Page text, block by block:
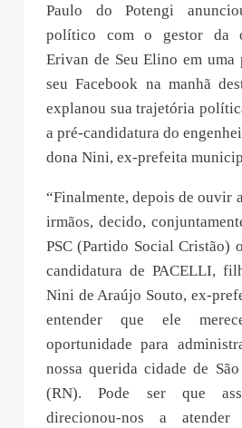
Paulo do Potengi
político com o gestor da
Erivan de Seu Elino em uma
seu Facebook na manhã
explanou sua trajetória
a pré-candidatura do
dona Nini, ex-prefeita
“Finalmente, depois de ouvir
irmãos, decido,
PSC (Partido Social Cristão)
candidatura de PACELLI,
Nini de Araújo Souto, ex-
entender que ele
oportunidade para
nossa querida cidade de
(RN). Pode ser que
direcionou-nos a